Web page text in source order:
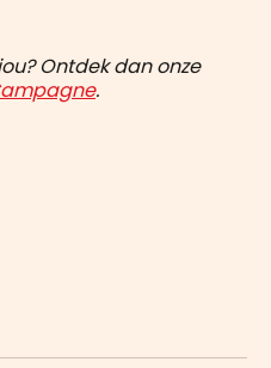
Ontdek dan onze
.